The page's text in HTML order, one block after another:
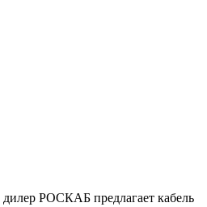
РОСКАБ предлагает кабель